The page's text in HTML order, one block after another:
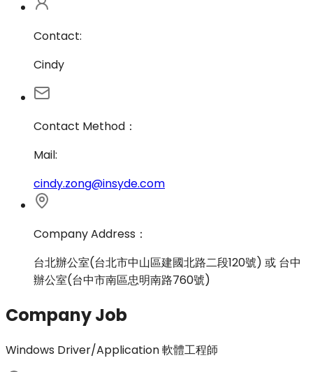
Contact:
Cindy
Contact Method：
Mail:
cindy.zong@insyde.com
Company Address：
台北辦公室(台北市中山區建國北路二段120號) 或 台中
辦公室(台中市南區忠明南路760號)
Company Job
Windows Driver/Application 軟體工程師